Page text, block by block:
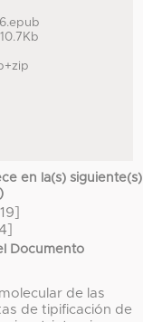
en la(s) siguiente(s)
Documento
de las
de tipificación de